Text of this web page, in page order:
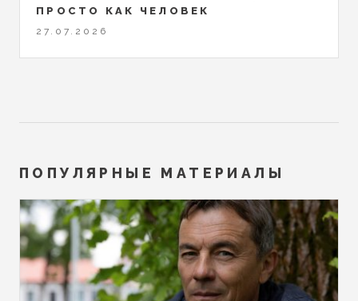
ПРОСТО КАК ЧЕЛОВЕК
27.07.2026
ПОПУЛЯРНЫЕ МАТЕРИАЛЫ